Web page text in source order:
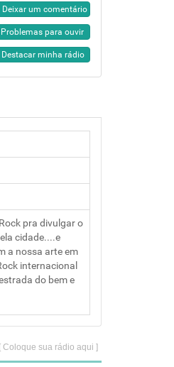
Deixar um comentário
para ouvir
Destacar minha rádio
pra divulgar o
cidade....e
a nossa arte em
internacional
do bem e
[ Coloque sua rádio aqui ]